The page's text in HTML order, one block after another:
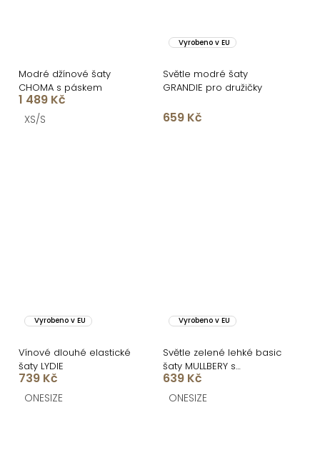
Modré džínové šaty
CHOMA s páskem
1 489 Kč
XS/S
Vyrobeno v EU
Světle modré šaty
GRANDIE pro družičky
659 Kč
Vyrobeno v EU
Vínové dlouhé elastické
šaty LYDIE
739 Kč
ONESIZE
Vyrobeno v EU
Světle zelené lehké basic
šaty MULLBERY s
výstřihem
639 Kč
ONESIZE